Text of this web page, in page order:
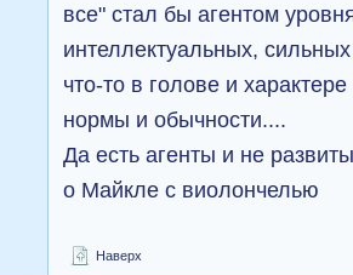
все" стал бы агентом
интеллектуальных,
что-то в голове и
нормы и обычности....
Да есть агенты и не
о Майкле с виолончелью
Наверх